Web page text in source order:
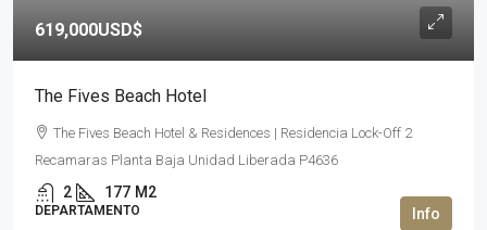
619,000USD$
The Fives Beach Hotel
The Fives Beach Hotel & Residences | Residencia Lock-Off 2
Recamaras Planta Baja Unidad Liberada P4636
2 177 M2
DEPARTAMENTO